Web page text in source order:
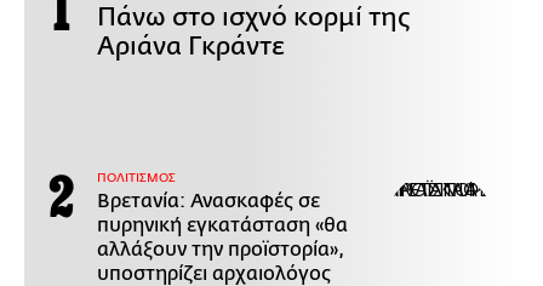
Πάνω στο ισχνό κορμί της
Αριάνα Γκράντε
ΠΟΛΙΤΙΣΜΟΣ
Βρετανία: Ανασκαφές σε
πυρηνική εγκατάσταση «θα
αλλάξουν την προϊστορία»,
υποστηρίζει αρχαιολόγος